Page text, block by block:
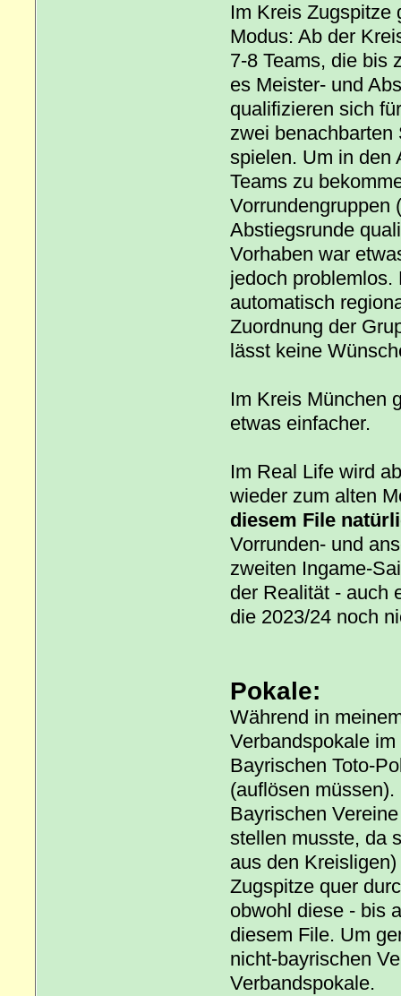
Im Kreis Zugspitze
Modus: Ab der
7-8 Teams, die bis
es Meister- und
qualifizieren sich
zwei benachbarten
spielen. Um in den
Teams zu
Vorrundengruppen
Abstiegsrunde
Vorhaben war
jedoch
automatisch
Zuordnung der
lässt keine
Im Kreis München
etwas einfacher.
Im Real Life wird
wieder zum alten
diesem File
Vorrunden- und
zweiten Ingame-
der Realität - auch
die 2023/24 noch
Pokale:
Während in
Verbandspokale
Bayrischen Toto-
(auflösen
Bayrischen
stellen musste, da
aus den
Zugspitze quer
obwohl diese - bis
diesem File. Um
nicht-bayrischen
Verbandspokale.